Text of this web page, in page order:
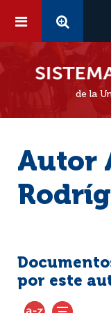
de la
Autor
por este